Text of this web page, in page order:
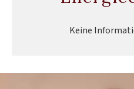
Keine